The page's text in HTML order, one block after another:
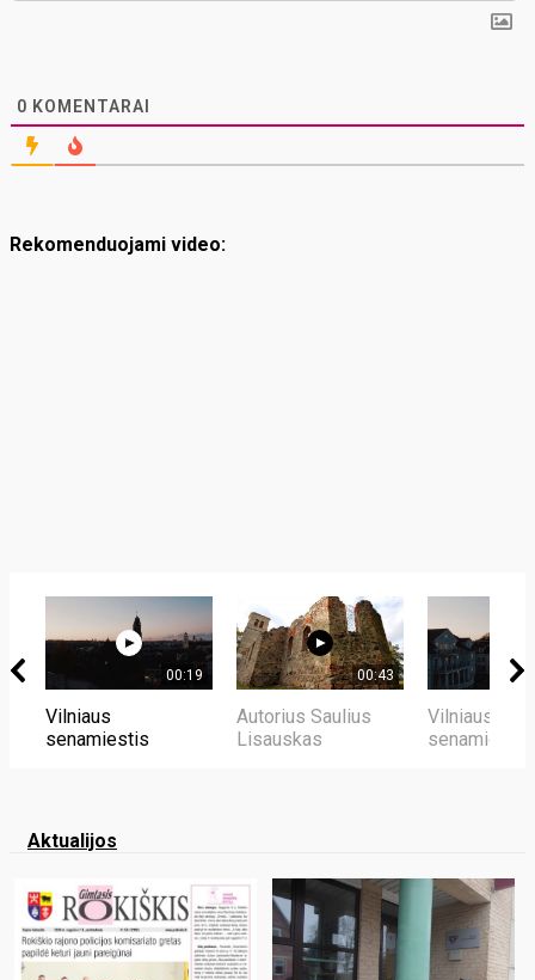
0 KOMENTARAI
Rekomenduojami video:
00:19
Vilniaus
senamiestis
00:43
Autorius Saulius
Lisauskas
Vilniaus
senamiestis
Aktualijos